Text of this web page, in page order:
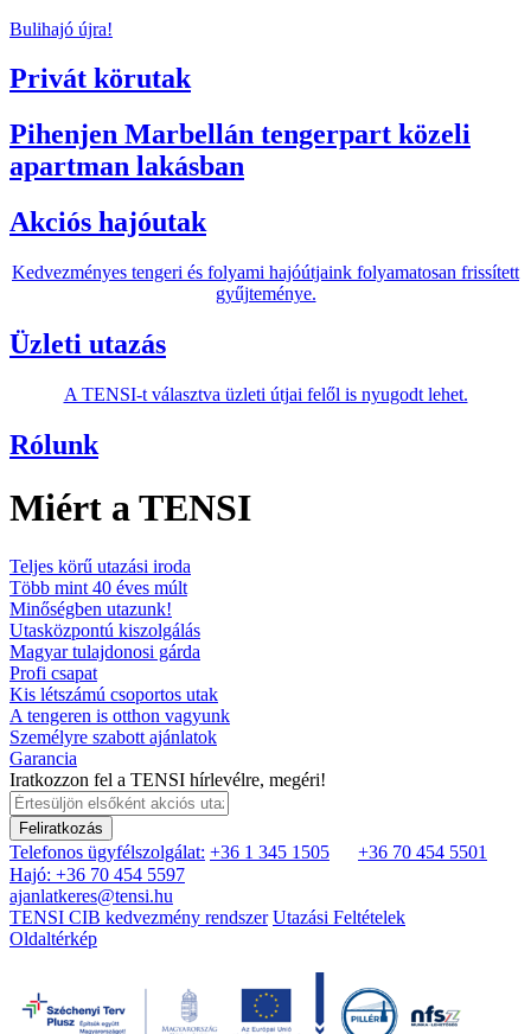
Bulihajó újra!
Privát körutak
Pihenjen Marbellán tengerpart közeli
apartman lakásban
Akciós hajóutak
Kedvezményes tengeri és folyami hajóútjaink folyamatosan frissített
gyűjteménye.
Üzleti utazás
A TENSI-t választva üzleti útjai felől is nyugodt lehet.
Rólunk
Miért a TENSI
Teljes körű utazási iroda
Több mint 40 éves múlt
Minőségben utazunk!
Utasközpontú kiszolgálás
Magyar tulajdonosi gárda
Profi csapat
Kis létszámú csoportos utak
A tengeren is otthon vagyunk
Személyre szabott ajánlatok
Garancia
Iratkozzon fel a TENSI hírlevélre, megéri!
Feliratkozás
Telefonos ügyfélszolgálat: +36 1 345 1505
+36 70 454 5501
Hajó: +36 70 454 5597
ajanlatkeres@tensi.hu
TENSI CIB kedvezmény rendszer Utazási Feltételek
Oldaltérkép